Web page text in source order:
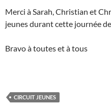
Merci à Sarah, Christian et
jeunes durant cette journée
Bravo à toutes et à tous
CIRCUIT JEUNES